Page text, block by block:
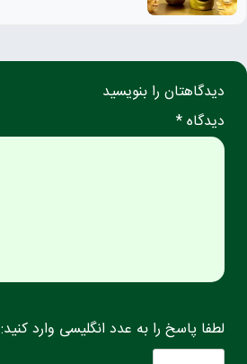
دیدگاهتان را بنویسید
دیدگاه *
لطفا پاسخ را به عدد انگلیسی وارد کنید: